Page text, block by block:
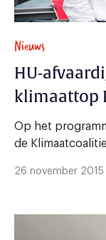
Nieuws
HU-
klimaattop
Op het
de Klimaatcoalitie
26 november 2015